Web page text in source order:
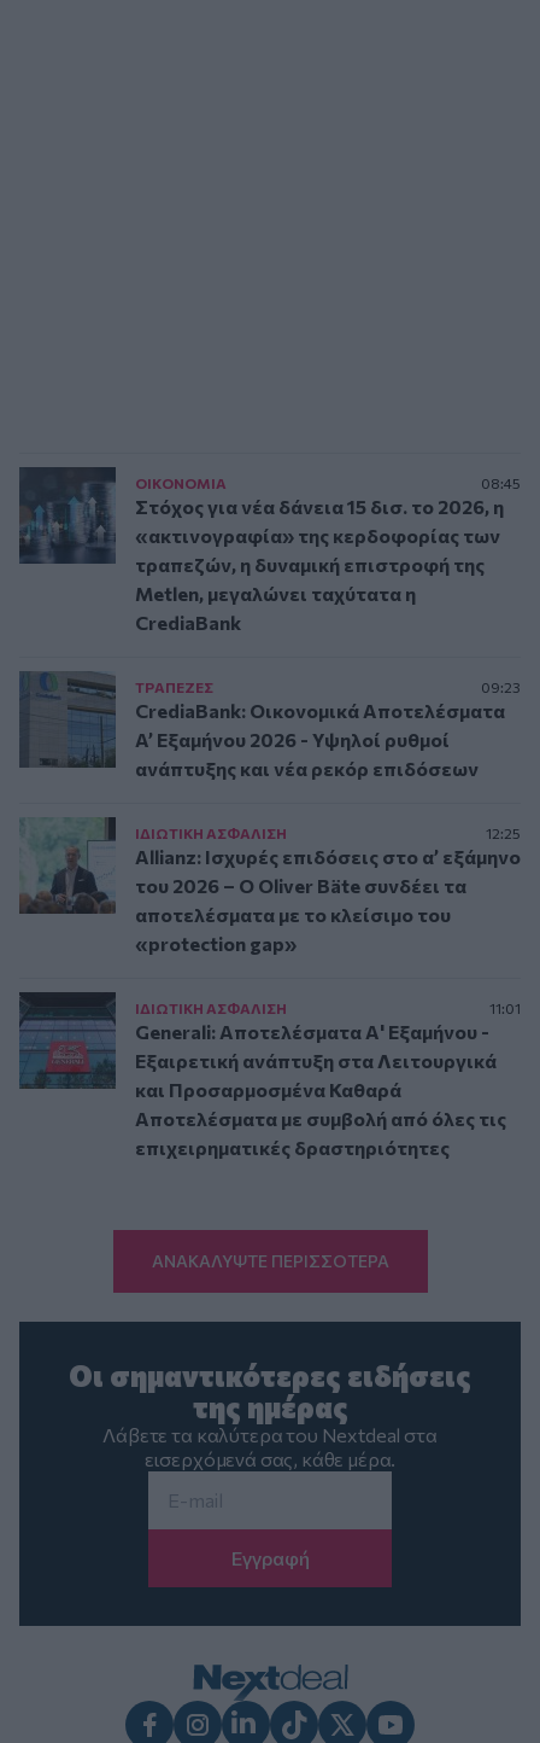
ΟΙΚΟΝΟΜΙΑ 08:45
Στόχος για νέα δάνεια 15 δισ. το 2026, η
«ακτινογραφία» της κερδοφορίας των
τραπεζών, η δυναμική επιστροφή της
Metlen, μεγαλώνει ταχύτατα η
CrediaBank
ΤΡAΠΕΖΕΣ 09:23
CrediaBank: Οικονομικά Αποτελέσματα
A’ Εξαμήνου 2026 - Υψηλοί ρυθμοί
ανάπτυξης και νέα ρεκόρ επιδόσεων
ΙΔΙΩΤΙΚΗ ΑΣΦAΛΙΣΗ 12:25
Allianz: Ισχυρές επιδόσεις στο α’ εξάμηνο
του 2026 – Ο Oliver Bäte συνδέει τα
αποτελέσματα με το κλείσιμο του
«protection gap»
ΙΔΙΩΤΙΚΗ ΑΣΦAΛΙΣΗ 11:01
Generali: Αποτελέσματα Α' Εξαμήνου -
Εξαιρετική ανάπτυξη στα Λειτουργικά
και Προσαρμοσμένα Καθαρά
Αποτελέσματα με συμβολή από όλες τις
επιχειρηματικές δραστηριότητες
ΑΝΑΚΑΛΥΨΤΕ ΠΕΡΙΣΣΟΤΕΡΑ
Οι σημαντικότερες ειδήσεις
της ημέρας
Λάβετε τα καλύτερα του Nextdeal στα
εισερχόμενά σας, κάθε μέρα.